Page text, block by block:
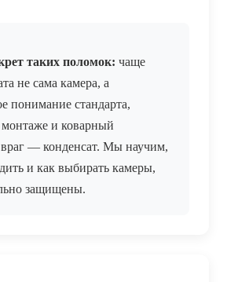
таких поломок: чаще
не сама камера, а
понимание стандарта,
и коварный
— конденсат. Мы научим,
и как выбирать камеры,
защищены.